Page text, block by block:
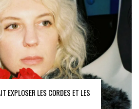
EXPLOSER LES CORDES ET LES